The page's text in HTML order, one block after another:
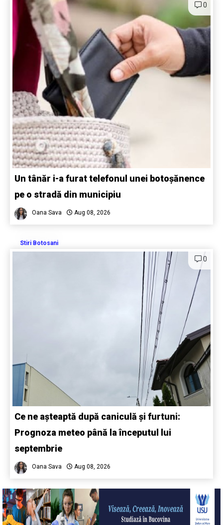
0
Un tânăr i-a furat telefonul unei botoșănence
pe o stradă din municipiu
Oana Sava Aug 08, 2026
Stiri Botosani
0
Ce ne așteaptă după caniculă și furtuni:
Prognoza meteo până la începutul lui
septembrie
Oana Sava Aug 08, 2026